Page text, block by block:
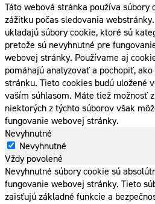
Táto webová stránka používa súbory
zážitku počas sledovania
ukladajú súbory cookie, ktoré sú
pretože sú nevyhnutné pre
webovej stránky. Používame aj
pomáhajú analyzovať a pochopiť,
stránku. Tieto cookies budú uložené
vaším súhlasom. Máte tiež možnosť
niektorých z týchto súborov však
fungovanie webovej stránky.
Nevyhnutné
Nevyhnutné
Vždy povolené
Nevyhnutné súbory cookie sú
fungovanie webovej stránky. Tieto
zaisťujú základné funkcie a